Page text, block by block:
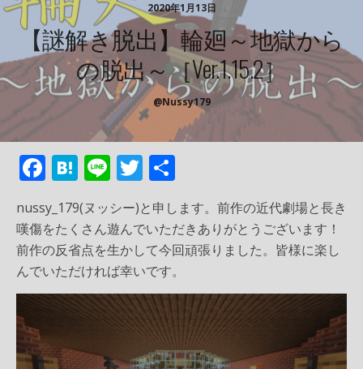
2020年1月13日
【謎解き脱出】輪廻～地獄から
の脱出～［Ver.1.15.2］
@Nussy179
F
ac
e
b
o
o
H
at
e
n
a
Li
e
T
w
itt
er
有
nussy_179(ヌッシー)と申します。前作の近代劇場と長き
嘆傷をたくさん遊んでいただきありがとうございます！
前作の反省点を生かして今回頑張りました。皆様に楽し
んでいただければ幸いです。